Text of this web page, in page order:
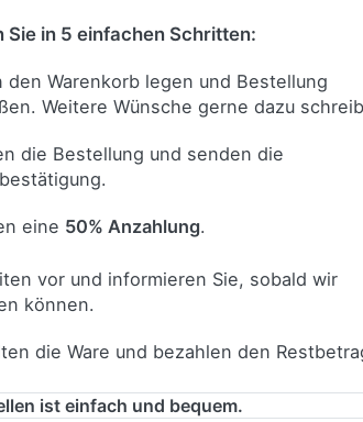
Sie in 5 einfachen Schritten:
den Warenkorb legen und Bestellung
Weitere Wünsche gerne dazu
die Bestellung und senden die
eine 50% Anzahlung.
vor und informieren Sie, sobald wir
können.
die Ware und bezahlen den
ist einfach und bequem.